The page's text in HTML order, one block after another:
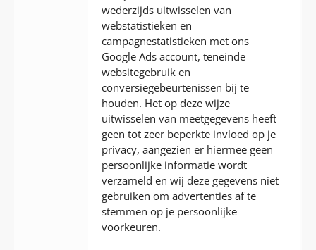
wederzijds uitwisselen van
webstatistieken en
campagnestatistieken met ons
Google Ads account, teneinde
websitegebruik en
conversiegebeurtenissen bij te
houden. Het op deze wijze
uitwisselen van meetgegevens heeft
geen tot zeer beperkte invloed op je
privacy, aangezien er hiermee geen
persoonlijke informatie wordt
verzameld en wij deze gegevens niet
gebruiken om advertenties af te
stemmen op je persoonlijke
voorkeuren.